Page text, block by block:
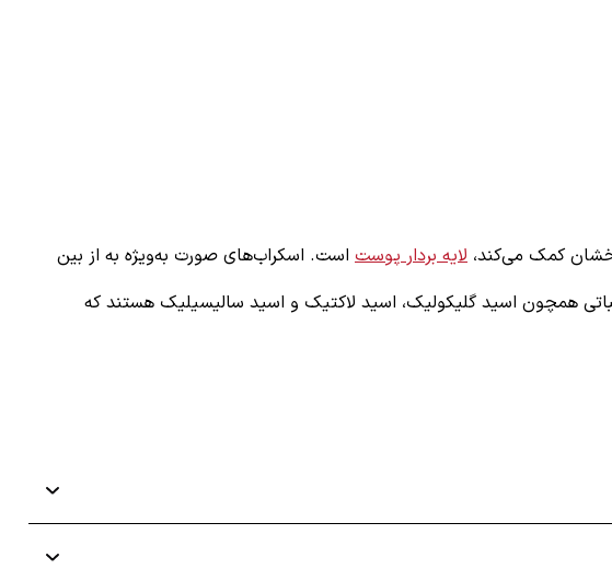
کمک می‌کند، لایه بردار پوست است. اسکراب‌های صورت به‌ویژه به از بین
همچون اسید گلیکولیک، اسید لاکتیک و اسید سالیسیلیک هستند که
ادامه با انواع لایه بردار بر اساس فرمولاسیون آشنا می‌شوید: